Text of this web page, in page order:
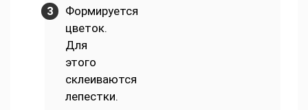
Формируется
цветок.
Для
этого
склеиваются
лепестки.